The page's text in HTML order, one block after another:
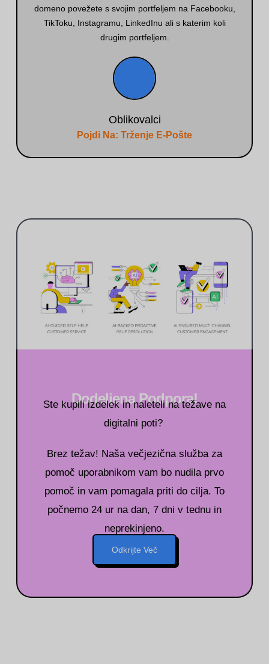
domeno povežete s svojim portfeljem na Facebooku,
TikToku, Instagramu, LinkedInu ali s katerim koli
drugim portfeljem.
Oblikovalci
Pojdi Na: Trženje E-Pošte
Dodeljena Podpora!
Ste kupili izdelek in naleteli na težave na
digitalni poti?
Brez težav! Naša večjezična služba za
pomoč uporabnikom vam bo nudila prvo
pomoč in vam pomagala priti do cilja. To
počnemo 24 ur na dan, 7 dni v tednu in
neprekinjeno.
Odkrijte Več